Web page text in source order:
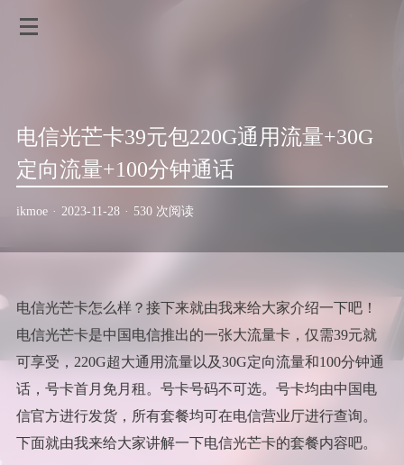
电信光芒卡39元包220G通用流量+30G
定向流量+100分钟通话
ikmoe · 2023-11-28 · 530 次阅读
电信光芒卡怎么样？接下来就由我来给大家介绍一下吧！
电信光芒卡是中国电信推出的一张大流量卡，仅需39元就
可享受，220G超大通用流量以及30G定向流量和100分钟通
话，号卡首月免月租。号卡号码不可选。号卡均由中国电
信官方进行发货，所有套餐均可在电信营业厅进行查询。
下面就由我来给大家讲解一下电信光芒卡的套餐内容吧。